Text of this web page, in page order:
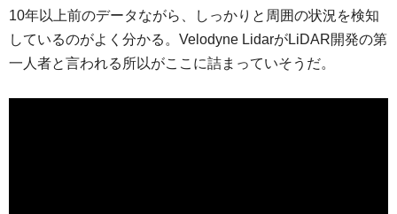
10年以上前のデータながら、しっかりと周囲の状況を検知
しているのがよく分かる。Velodyne LidarがLiDAR開発の第
一人者と言われる所以がここに詰まっていそうだ。